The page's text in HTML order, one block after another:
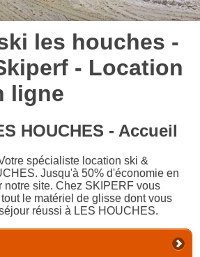
les houches -
- Location
ligne
HOUCHES - Accueil
spécialiste location ski &
Jusqu'à 50% d'économie en
notre site. Chez SKIPERF vous
le matériel de glisse dont vous
réussi à LES HOUCHES.